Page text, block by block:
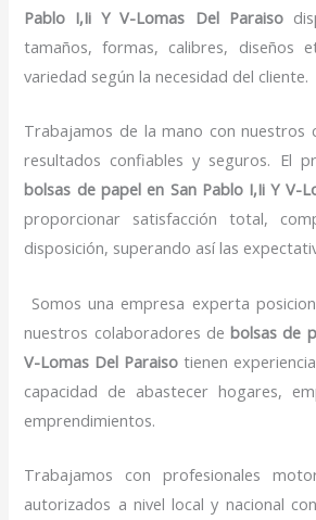
Pablo I,Ii Y V-Lomas Del Paraiso
tamaños, formas, calibres, diseños
variedad según la necesidad del cliente.
Trabajamos de la mano con nuestros
resultados confiables y seguros. El
bolsas de papel en San Pablo I,Ii Y V-
proporcionar satisfacción total,
disposición, superando así las
Somos una empresa experta
nuestros colaboradores debolsas de
V-Lomas Del Paraisotienen
capacidad de abastecer hogares,
emprendimientos.
Trabajamos con profesionales
autorizados a nivel local y nacional